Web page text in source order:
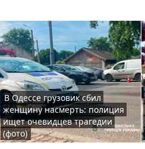
В Одессе грузовик сбил
женщину насмерть: полиция
ищет очевидцев трагедии
(фото)